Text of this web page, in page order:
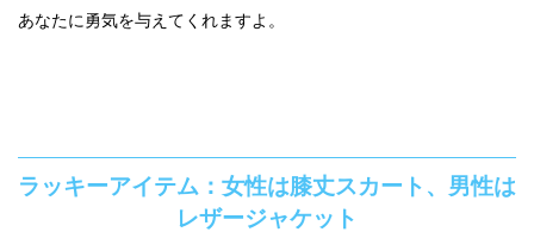
あなたに勇気を与えてくれますよ。
ラッキーアイテム：女性は膝丈スカート、男性は
レザージャケット